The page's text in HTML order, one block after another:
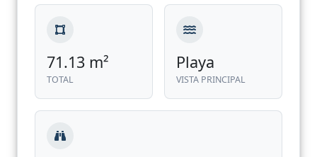
71.13 m²
TOTAL
Playa
VISTA PRINCIPAL